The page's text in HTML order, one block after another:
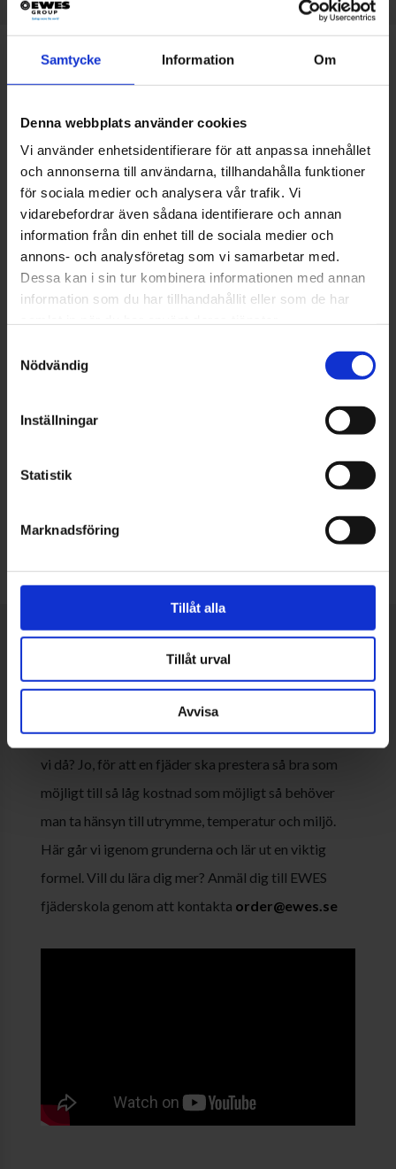
Samtycke Information Om
Denna webbplats använder cookies
Vi använder enhetsidentifierare för att anpassa innehållet
och annonserna till användarna, tillhandahålla funktioner
för sociala medier och analysera vår trafik. Vi
vidarebefordrar även sådana identifierare och annan
information från din enhet till de sociala medier och
annons- och analysföretag som vi samarbetar med.
Dessa kan i sin tur kombinera informationen med annan
information som du har tillhandahållit eller som de har
Nödvändig
Inställningar
Statistik
Marknadsföring
Tillåt alla
Tillåt urval
Avvisa
Varför behöver man använda sig av ganska stora
toleranser när man jobbar med fjädrar jämfört med
bearbetade detaljer? Det finns en Europanorm när
det gäller toleranserna och EWES arbetar med alla.
Men hur ska man tänka? Vill du lära dig mer? Anmäl
dig till EWES fjäderskola genom att kontakta
order@ewes.se
Fjäderteknik
När vi på EWES pratar om fjäderteknik – vad menar
vi då? Jo, för att en fjäder ska prestera så bra som
möjligt till så låg kostnad som möjligt så behöver
man ta hänsyn till utrymme, temperatur och miljö.
Här går vi igenom grunderna och lär ut en viktig
formel. Vill du lära dig mer? Anmäl dig till EWES
fjäderskola genom att kontakta order@ewes.se